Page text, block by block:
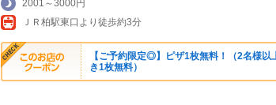
2001～3000円
ＪＲ柏駅東口より徒歩約3分
【ご予約限定◎】ピザ1枚無料！（2名様以
き1枚無料）